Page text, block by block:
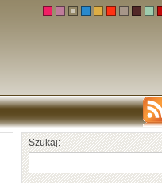
Szukaj: